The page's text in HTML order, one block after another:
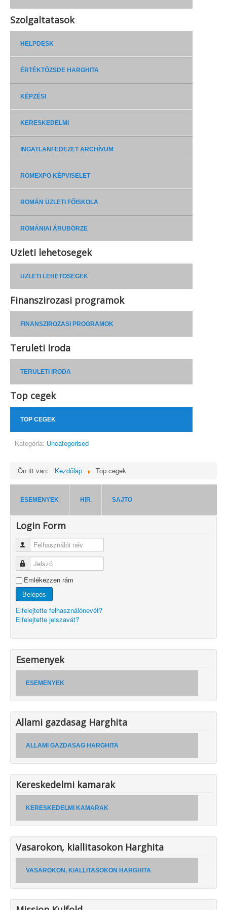
Szolgaltatasok
HELPDESK
ÉRTÉKTŐZSDE HARGHITA
KÉPZÉSI
KERESKEDELMI
INGATLANFEDEZET ARCHÍVUM
ROMEXPO KÉPVISELET
ROMÁN ÜZLETI FŐISKOLA
ROMÁNIAI ÁRUBÖRZE
Uzleti lehetosegek
UZLETI LEHETOSEGEK
Finanszirozasi programok
FINANSZIROZASI PROGRAMOK
Teruleti Iroda
TERULETI IRODA
Top cegek
TOP CEGEK
Kategória: Uncategorised
Ön itt van: Kezdőlap Top cegek
ESEMENYEK HIR SAJTO
Login Form
Felhasználói név
Jelszó
Emlékezzen rám
Belépés
Elfelejtette felhasználónevét?
Elfelejtette jelszavát?
Esemenyek
ESEMENYEK
Allami gazdasag Harghita
ALLAMI GAZDASAG HARGHITA
Kereskedelmi kamarak
KERESKEDELMI KAMARAK
Vasarokon, kiallitasokon Harghita
VASAROKON, KIALLITASOKON HARGHITA